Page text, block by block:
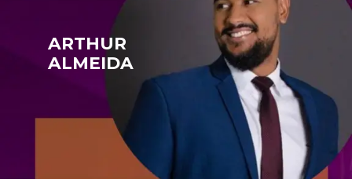
ARTHUR
ALMEIDA